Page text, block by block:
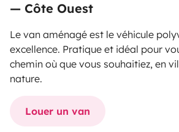
— Côte Ouest
Le van aménagé est le véhicule
excellence. Pratique et idéal pour
chemin où que vous souhaitiez, en
nature.
Louer un van